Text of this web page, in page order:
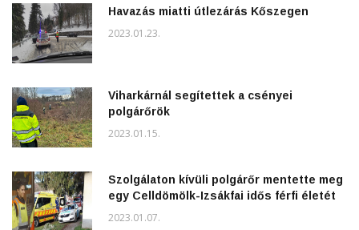
Havazás miatti útlezárás Kőszegen
2023.01.23.
Viharkárnál segítettek a csényei
polgárőrök
2023.01.15.
Szolgálaton kívüli polgárőr mentette meg
egy Celldömölk-Izsákfai idős férfi életét
2023.01.07.